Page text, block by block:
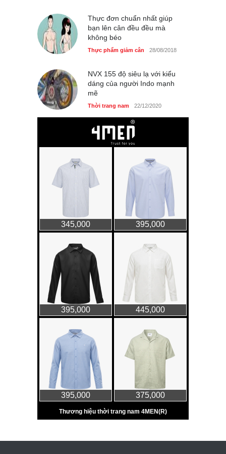
Thực đơn chuẩn nhất giúp
bạn lên cân đều đều mà
không béo
Thực phẩm giảm cân 28/08/2018
NVX 155 độ siêu lạ với kiểu
dáng của người Indo mạnh
mẽ
Thời trang nam 22/12/2020